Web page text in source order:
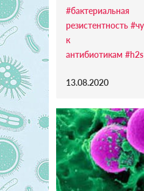
#бактериальная
резистентность
к
антибиотикам #h2s
13.08.2020